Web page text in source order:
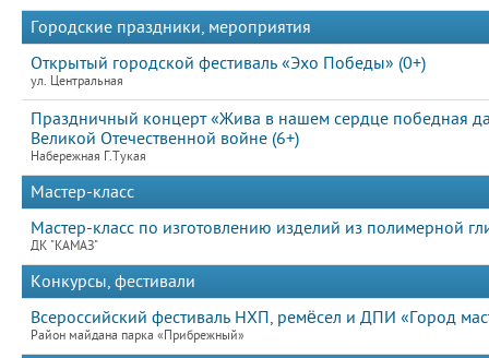
Городские праздники, мероприятия
Открытый городской фестиваль «Эхо Победы» (0+)
ул. Центральная
Праздничный концерт «Жива в нашем сердце победная
Великой Отечественной войне (6+)
Набережная Г.Тукая
Мастер-класс
Мастер-класс по изготовлению изделий из полимерной
ДК "КАМАЗ"
Конкурсы, фестивали
Всероссийский фестиваль НХП, ремёсел и ДПИ «Город
Район майдана парка «Прибрежный»